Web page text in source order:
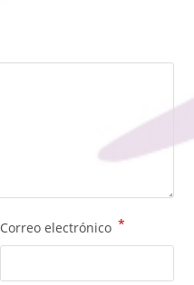
Correo electrónico *